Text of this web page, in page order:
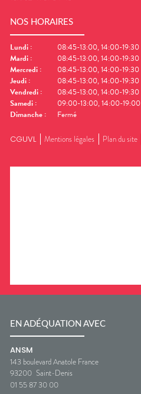
NOS HORAIRES
Lundi :
08:45-13:00, 14:00-19:30
Mardi :
08:45-13:00, 14:00-19:30
Mercredi :
08:45-13:00, 14:00-19:30
Jeudi :
08:45-13:00, 14:00-19:30
Vendredi :
08:45-13:00, 14:00-19:30
Samedi :
09:00-13:00, 14:00-19:00
Dimanche : Fermé
CGUVL Mentions légales Plan du site
EN ADÉQUATION AVEC
ANSM
143 boulevard Anatole France
93200 Saint-Denis
01 55 87 30 00